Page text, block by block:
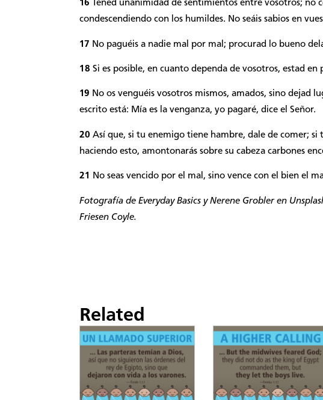
16 Tened unanimidad de sentimientos entre vosotros; no
condescendiendo con los humildes. No seáis sabios en
17 No paguéis a nadie mal por mal; procurad lo bueno
18 Si es posible, en cuanto dependa de vosotros, estad en
19 No os venguéis vosotros mismos, amados, sino dejad
escrito está: Mía es la venganza, yo pagaré, dice el Señor.
20 Así que, si tu enemigo tiene hambre, dale de comer; si
haciendo esto, amontonarás sobre su cabeza carbones
21 No seas vencido por el mal, sino vence con el bien el
Fotografía de Everyday Basics y Nerene Grobleren
Friesen Coyle.
Related